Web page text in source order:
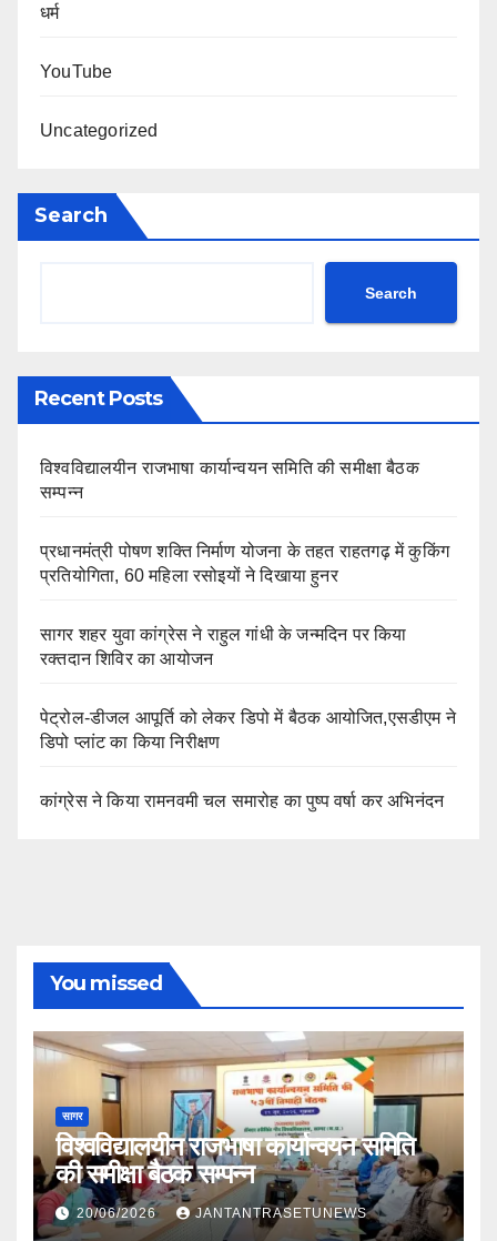
धर्म
YouTube
Uncategorized
Search
Search
Recent Posts
विश्वविद्यालयीन राजभाषा कार्यान्वयन समिति की समीक्षा बैठक
सम्पन्न
प्रधानमंत्री पोषण शक्ति निर्माण योजना के तहत राहतगढ़ में कुकिंग
प्रतियोगिता, 60 महिला रसोइयों ने दिखाया हुनर
सागर शहर युवा कांग्रेस ने राहुल गांधी के जन्मदिन पर किया
रक्तदान शिविर का आयोजन
पेट्रोल-डीजल आपूर्ति को लेकर डिपो में बैठक आयोजित,एसडीएम ने
डिपो प्लांट का किया निरीक्षण
कांग्रेस ने किया रामनवमी चल समारोह का पुष्प वर्षा कर अभिनंदन
You missed
सागर
विश्वविद्यालयीन राजभाषा कार्यान्वयन समिति
की समीक्षा बैठक सम्पन्न
20/06/2026 JANTANTRASETUNEWS